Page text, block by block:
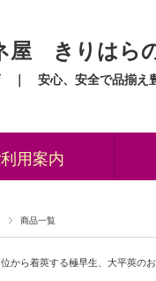
屋 きりはら
｜ 安心、安全で品揃え
用案内
商品一覧
から着莢する極早生、大平莢の